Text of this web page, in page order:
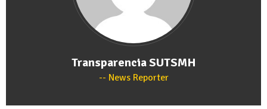
Transparencia SUTSMH
News Reporter